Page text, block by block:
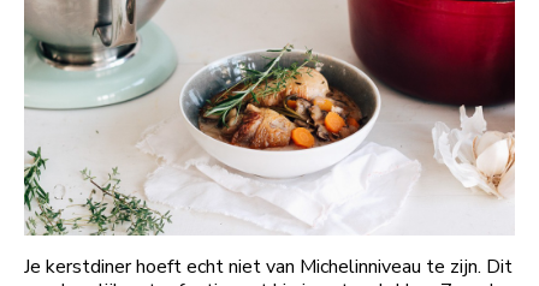
Je kerstdiner hoeft echt niet van Michelinniveau te zijn. Dit